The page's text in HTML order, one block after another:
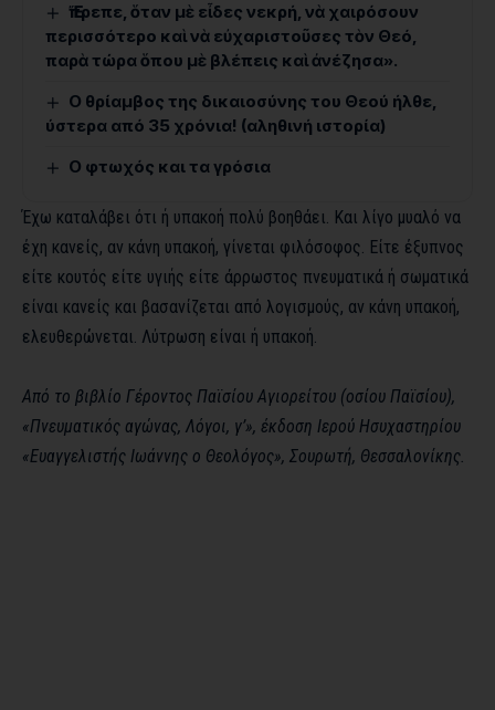
Ἔπρεπε, ὅταν μὲ εἶδες νεκρή, νὰ χαιρόσουν
περισσότερο καὶ νὰ εὐχαριστοῦσες τὸν Θεό,
παρὰ τώρα ὅπου μὲ βλέπεις καὶ ἀνέζησα».
Ο θρίαμβος της δικαιοσύνης του Θεού ήλθε,
ύστερα από 35 χρόνια! (αληθινή ιστορία)
O φτωχός και τα γρόσια
Έχω καταλάβει ότι ή υπακοή πολύ βοηθάει. Και λίγο μυαλό να
έχη κανείς, αν κάνη υπακοή, γίνεται φιλόσοφος. Είτε έξυπνος
είτε κουτός είτε υγιής είτε άρρωστος πνευματικά ή σωματικά
είναι κανείς και βασανίζεται από λογισμούς, αν κάνη υπακοή,
ελευθερώνεται. Λύτρωση είναι ή υπακοή.
Από το βιβλίο Γέροντος Παϊσίου Αγιορείτου (οσίου Παϊσίου),
«Πνευματικός αγώνας, Λόγοι, γ’», έκδοση Ιερού Ησυχαστηρίου
«Ευαγγελιστής Ιωάννης ο Θεολόγος», Σουρωτή, Θεσσαλονίκης.